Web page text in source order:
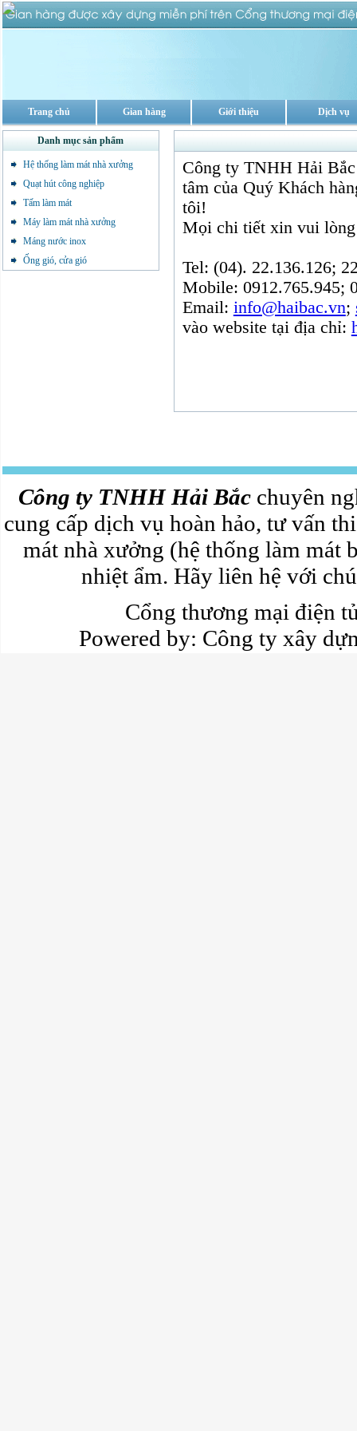
Trang chủ Gian hàng Giới thiệu Dịch vụ
Danh mục sản phẩm
Hệ thống làm mát nhà xưởng
Quạt hút công nghiệp
Tấm làm mát
Máy làm mát nhà xưởng
Máng nước inox
Ống gió, cửa gió
Công ty TNHH Hải
tâm của Quý Khách
tôi!
Mọi chi tiết xin vui
Tel: (04). 22.136.126;
Mobile: 0912.765.945;
Email: info@haibac.vn;
vào website tại địa chỉ:
Công ty TNHH Hải Bắcchuyên
cung cấp dịch vụ hoàn hảo, tư vấn
mát nhà xưởng (hệ thống làm mát
nhiệt ẩm. Hãy liên hệ với
Cổng thương mại điện
Powered by: Công ty xây